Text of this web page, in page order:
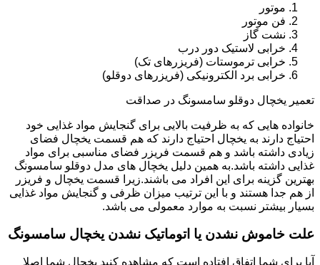
موتور
فن موتور
نشت گاز
خرابی لاستیک دور درب
خرابی ترموستات (فریزرهای تک)
خرابی برد الکترونیکی (فریزرهای دوقلو)
تعمیر یخچال دوقلو سامسونگ در صداقت
خانواده هایی که به ظرفیت بالایی برای گنجایش مواد غذایی خود
احتیاج دارند به یخچال احتیاج دارند که هم قسمت یخچال فضای
زیادی داشته باشد و هم قسمت فریزر فضای مناسبی برای مواد
غذایی داشته باشد.به همین دلیل یخچال های مدل دوقلو سامسونگ
بهترین گزینه برای این افراد می باشند.زیرا قسمت یخچال و فریزر
از هم جدا هستند و با این ترتیب میزان ظرفی و گنجایش مواد غذایی
بسیار بیشتر نسبت به موارد معمولی می باشد.
علت خاموش نشدن یا اتوماتیک نشدن یخچال سامسونگ
آیا برای شما اتفاق افتاده است که مشاهده کنید یخچال شما اصلا